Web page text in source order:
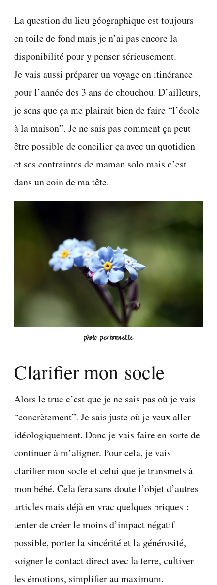
La question du lieu géographique est toujours
en toile de fond mais je n’ai pas encore la
disponibilité pour y penser sérieusement.
Je vais aussi préparer un voyage en itinérance
pour l’année des 3 ans de chouchou. D’ailleurs,
je sens que ça me plairait bien de faire “l’école
à la maison”. Je ne sais pas comment ça peut
être possible de concilier ça avec un quotidien
et ses contraintes de maman solo mais c’est
dans un coin de ma tête.
photo personnelle
Clarifier mon socle
Alors le truc c’est que je ne sais pas où je vais
“concrètement”. Je sais juste où je veux aller
idéologiquement. Donc je vais faire en sorte de
continuer à m’aligner. Pour cela, je vais
clarifier mon socle et celui que je transmets à
mon bébé. Cela fera sans doute l’objet d’autres
articles mais déjà en vrac quelques briques :
tenter de créer le moins d’impact négatif
possible, porter la sincérité et la générosité,
soigner le contact direct avec la terre, cultiver
les émotions, simplifier au maximum.